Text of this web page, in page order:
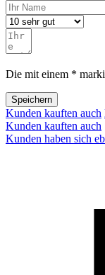
Die mit einem *
Speichern
Kunden kauften auch
Kunden kauften auch
Kunden haben sich